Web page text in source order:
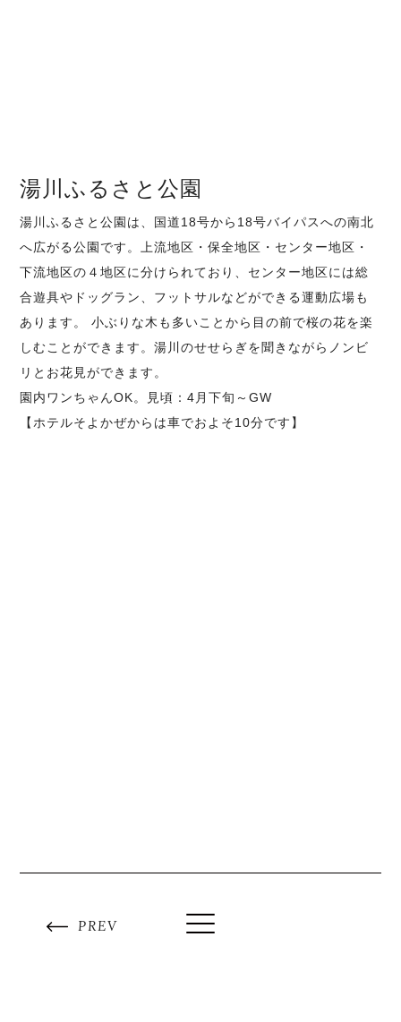
湯川ふるさと公園
湯川ふるさと公園は、国道18号から18号バイパスへの南北
へ広がる公園です。上流地区・保全地区・センター地区・
下流地区の４地区に分けられており、センター地区には総
合遊具やドッグラン、フットサルなどができる運動広場も
あります。 小ぶりな木も多いことから目の前で桜の花を楽
しむことができます。湯川のせせらぎを聞きながらノンビ
リとお花見ができます。
園内ワンちゃんOK。見頃：4月下旬～GW
【ホテルそよかぜからは車でおよそ10分です】
PREV